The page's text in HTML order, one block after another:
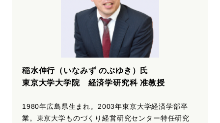
稲水伸行（いなみず のぶゆき）氏
東京大学大学院 経済学研究科 准教授
1980年広島県生まれ。2003年東京大学経済学部卒
業。東京大学ものづくり経営研究センター特任研究